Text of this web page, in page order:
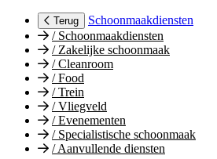
Terug
Schoonmaakdiensten
/Schoonmaakdiensten
/Zakelijke schoonmaak
/Cleanroom
/Food
/Trein
/Vliegveld
/Evenementen
/Specialistische schoonmaak
/Aanvullende diensten